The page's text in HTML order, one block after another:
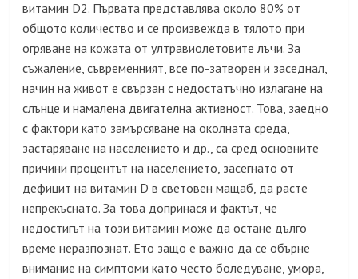
витамин D2. Първата представлява около 80% от
общото количество и се произвежда в тялото при
огряване на кожата от ултравиолетовите лъчи. За
съжаление, съвременният, все по-затворен и заседнал,
начин на живот е свързан с недостатъчно излагане на
слънце и намалена двигателна активност. Това, заедно
с фактори като замърсяване на околната среда,
застаряване на населението и др., са сред основните
причини процентът на населението, засегнато от
дефицит на витамин D в световен мащаб, да расте
непрекъснато. За това допринася и фактът, че
недостигът на този витамин може да остане дълго
време неразпознат. Ето защо е важно да се обърне
внимание на симптоми като често боледуване, умора,